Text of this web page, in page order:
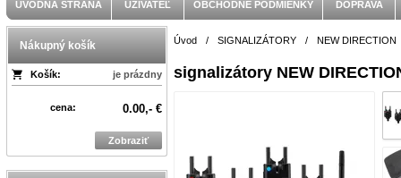
ÚVODNÁ STRANA UŽÍVATEĽ OBCHODNÉ PODMIENKY DOPRAVA
Nákupný košík
Košík: je prázdny
cena: 0.00,- €
Zobraziť
Úvod / SIGNALIZÁTORY / NEW DIRECTION
signalizátory NEW